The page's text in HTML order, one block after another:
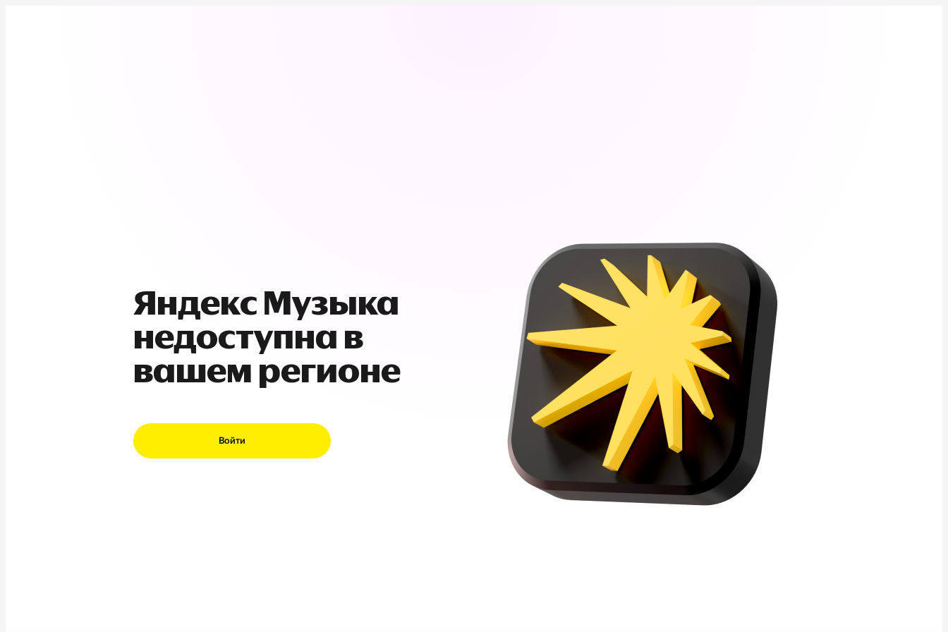
Яндекс Музыка
недоступна в
вашем регионе
Войти